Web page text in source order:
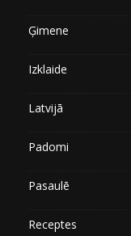
Ģimene
Izklaide
Latvijā
Padomi
Pasaulē
Receptes